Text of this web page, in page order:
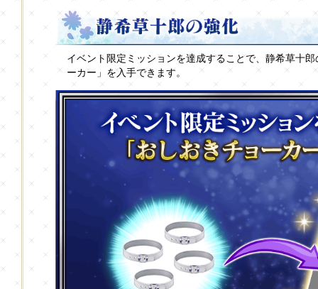
イベント限定ミッションを達成することで、静希草十
ーカー」を入手できます。